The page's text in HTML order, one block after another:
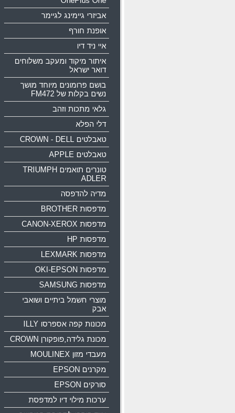
אביזרי גיימינג לגיימר
אופנת חורף
איי ניד דיו
איתור מיקוד ומעקב משלוחים
דואר ישראל
בושם פרומונים מיוחד מושך
נשים בקלות של FM472
גלאי מתכות וזהב
דלי הפלא
טאבלטים CROWN - DELL
טאבלטים APPLE
טונרים תואמים TRIUMPH
ADLER
מדיה להדפסה
מדפסות BROTHER
מדפסות CANON-XEROX
מדפסות HP
מדפסות LEXMARK
מדפסות OKI-EPSON
מדפסות SAMSUNG
מוצרי חשמל ביתיים ושואבי
אבק
מכונות קפה אספרסו ILLY
מכונת גלידה,פופקורן CROWN
מעבדי מזון MOULINEX
מקרנים EPSON
סורקים EPSON
ערכות מילוי דיו למדפסת